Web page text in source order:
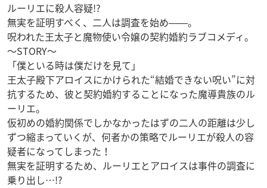
ルーリエに殺人容疑!?
無実を証明すべく、二人は調査を始め――。
呪われた王太子と魔物使い令嬢の契約婚約ラブコメディ。
～STORY～
「僕といる時は僕だけを見て」
王太子殿下アロイスにかけられた“結婚できない呪い”に対
抗するため、彼と契約婚約することになった魔導貴族のル
ーリエ。
仮初めの婚約関係でしかなかったはずの二人の距離は少し
ずつ縮まっていくが、何者かの策略でルーリエが殺人の容
疑者になってしまった！
無実を証明するため、ルーリエとアロイスは事件の調査に
乗り出し…!?